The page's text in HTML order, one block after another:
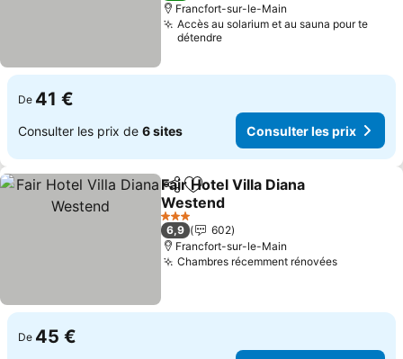
Francfort-sur-le-Main
Accès au solarium et au sauna pour te
détendre
De 41 €
Consulter les prix de 6 sites Consulter les prix
PartagerAjouter à mes favoris
Fair Hotel Villa Diana
Westend
Consulter les prix
3 Étoiles
6,9
602
Francfort-sur-le-Main
Chambres récemment rénovées
De 45 €